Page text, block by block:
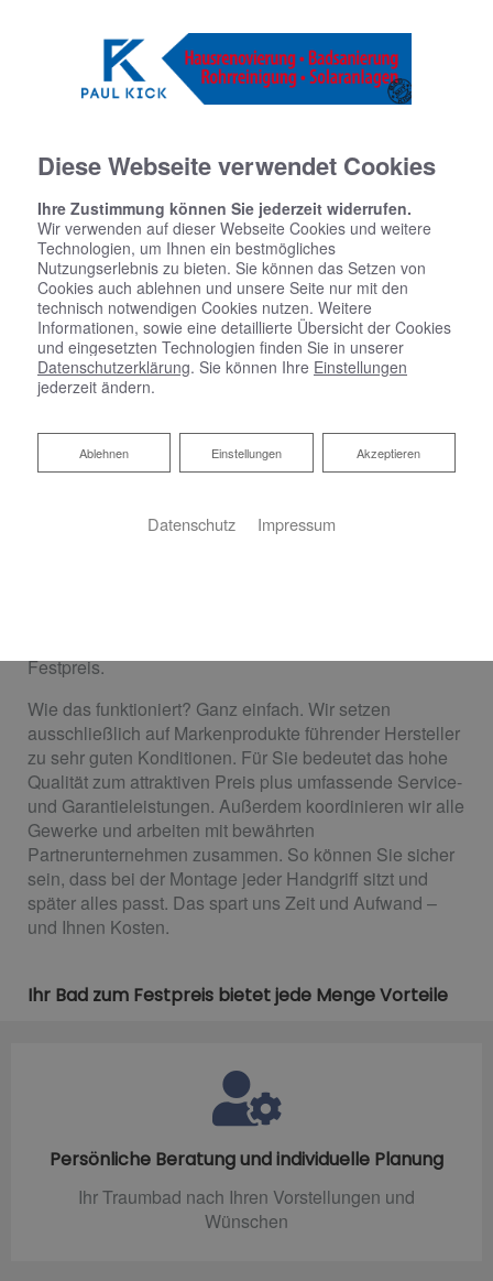
Ihr Bad zum Festpreis
Rundum sorglos zum neuen Bad von Paul
Festpreis.
Wie das funktioniert? Ganz einfach. Wir setzen
ausschließlich auf Markenprodukte führender Hersteller
zu sehr guten Konditionen. Für Sie bedeutet das hohe
Qualität zum attraktiven Preis plus umfassende Service-
und Garantieleistungen. Außerdem koordinieren wir alle
Gewerke und arbeiten mit bewährten
Partnerunternehmen zusammen. So können Sie sicher
sein, dass bei der Montage jeder Handgriff sitzt und
später alles passt. Das spart uns Zeit und Aufwand –
und Ihnen Kosten.
Ihr Bad zum Festpreis bietet jede Menge Vorteile
Persönliche Beratung und individuelle Planung
Ihr Traumbad nach Ihren Vorstellungen und
Wünschen
Diese Webseite verwendet Cookies
Ihre Zustimmung können Sie jederzeit widerrufen.
Wir verwenden auf dieser Webseite Cookies und weitere
Technologien, um Ihnen ein bestmögliches
Nutzungserlebnis zu bieten. Sie können das Setzen von
Cookies auch ablehnen und unsere Seite nur mit den
technisch notwendigen Cookies nutzen. Weitere
Informationen, sowie eine detaillierte Übersicht der Cookies
und eingesetzten Technologien finden Sie in unserer
Datenschutzerklärung. Sie können Ihre Einstellungen
jederzeit ändern.
Akzeptieren
Einstellungen
Ablehnen
Ablehnen
Datenschutz Impressum